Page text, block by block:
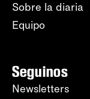
Sobre la diaria
Equipo
Seguinos
Newsletters